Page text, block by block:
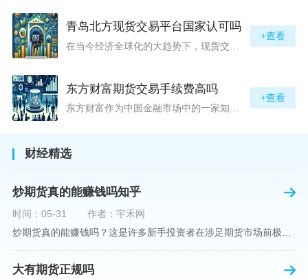
青岛北方现货交易平台国家认可吗
在当今经济全球化的大趋势下，现货交易市场作为资本流动的重要平台，正吸引着世界各地的目光。中国，作为全球第二大经济体，其金融市场的发展和监管逐渐受到各界的重视。在众多现货交易平台中，青岛北方现货交易平台（下简称“北方平台”）究竟是否得到了国家的认可和监管，是许多投资者和市场参与者关心的问题。本文旨在深入探讨北方平台的性质、运营情况及其是否获得国家认可等方面的信息。北方平台成立于某年，位于中国山东省青岛市，旨在为企业和个人提供一套完善的物质现货交易服务。平台运用现代信息技术，建立
+查看
东方财富期货交易手续费高吗
东方财富作为中国金融市场中的一家知名综合金融服务公司，向广大投资者提供了包括期货交易在内的多项服务。而对于广大期货市场的投资者来说，交易成本无疑是他们在选择期货交易服务商时考虑的重要因素之一。在这期货交易手续费是影响交易成本的主要组成部分。很多投资者都十分关注“东方财富期货交易手续费高吗？”这一问题。本文将从多个角度对东方财富期货交易手续费进行分析，帮助投资者对此有一个全面的了解。在深入讨论之前，我们需要明确一个事实：期货交易手续费是指投资者在进行期货合约买卖时，需要支付给期
+查看
财经精选
炒期货真的能赚钱吗知乎
时间：05-31
作者：宇禾网
炒期货真的能赚钱吗？这是许多新手投资者在涉足期货市场前极力寻求答案的问题。期货作为一种金融衍生品，它不仅具有高杠杆的特性，同时也伴随着高风险。在知乎这样一个汇聚各领域专业人士分享知识和经验的平台上，我们可以找到关于炒期货赚钱问题的多角度解读。本文将深入探讨炒期货能否赚钱的问题，并结合知乎上的真实案例分析和专业观点，帮助读者形成自己的看法。在讨论是否能通过炒期货赚钱之前，我们首先需要理解期货市场的基本机制。期货，是一种标准化的、具有法律约束力的合约，涉及在未来某个特定时间以特定
大有期货正规吗